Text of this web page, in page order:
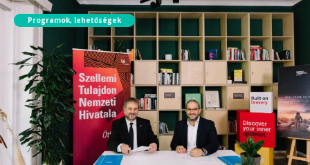
Programok, lehetőségek